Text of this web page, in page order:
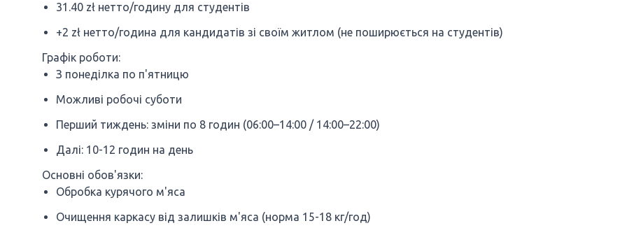
31.40 zł нетто/годину для студентів
+2 zł нетто/година для кандидатів зі своїм житлом (не поширюється на студентів)
Графік роботи:
З понеділка по п'ятницю
Можливі робочі суботи
Перший тиждень: зміни по 8 годин (06:00–14:00 / 14:00–22:00)
Далі: 10-12 годин на день
Основні обов'язки:
Обробка курячого м'яса
Очищення каркасу від залишків м'яса (норма 15-18 кг/год)